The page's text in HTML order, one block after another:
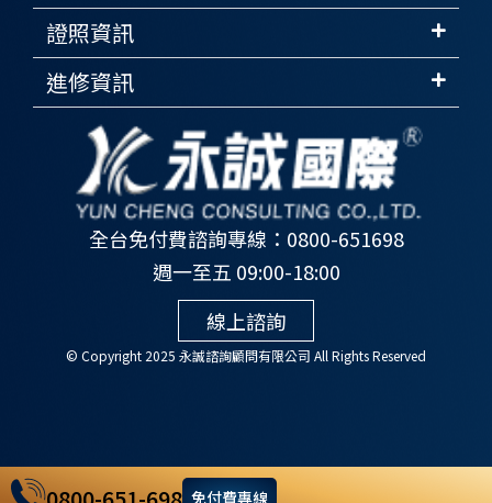
全台免付費諮詢專線：0800-651698
週一至五 09:00-18:00
線上諮詢
© Copyright 2025 永誠諮詢顧問有限公司 All Rights Reserved
證照資訊
進修資訊
免付費專線